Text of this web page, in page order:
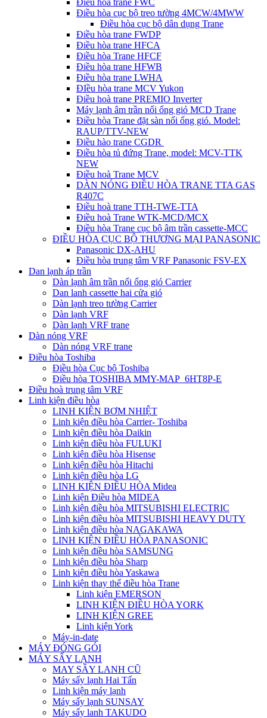
Điều hòa trane FWC
Điều hòa cục bộ treo tường 4MCW/4MWW
Điều hòa cục bộ dân dụng Trane
Điều hòa trane FWDP
Điều hòa trane HFCA
Điều hòa Trane HFCF
Điều hòa trane HFWB
Điều hòa trane LWHA
ĐIều hòa trane MCV Yukon
Điều hoà trane PREMIO Inverter
Máy lạnh âm trần nối ống gió MCD Trane
Điều hòa Trane đặt sàn nối ống gió. Model:
RAUP/TTV-NEW
Điều hào trane CGDR
Điều hòa tủ đứng Trane, model: MCV-TTK
NEW
Điều hoà Trane MCV
DÀN NÓNG ĐIỀU HÒA TRANE TTA GAS
R407C
Điều hoà trane TTH-TWE-TTA
Điều hoà Trane WTK-MCD/MCX
Điều hòa Trane cục bộ âm trần cassette-MCC
ĐIỀU HÒA CỤC BỘ THƯƠNG MẠI PANASONIC
Panasonic DX-AHU
Điều hòa trung tâm VRF Panasonic FSV-EX
Dan lạnh áp trần
Dàn lạnh âm trần nối ống gió Carrier
Dan lanh cassette hai cửa gió
Dàn lạnh treo tường Carrier
Dàn lạnh VRF
Dàn lạnh VRF trane
Dàn nóng VRF
Dàn nóng VRF trane
Điều hòa Toshiba
Điều hòa Cục bộ Toshiba
Điều hòa TOSHIBA MMY-MAP_6HT8P-E
Điều hoà trung tâm VRF
Linh kiện điều hòa
LINH KIỆN BƠM NHIỆT
Linh kiện điều hòa Carrier- Toshiba
Linh kiện điều hòa Daikin
Linh kiện điều hòa FULUKI
Linh kiện điều hòa Hisense
Linh kiện điều hòa Hitachi
Linh kiện điều hòa LG
LINH KIỆN ĐIỀU HÒA Midea
Linh kiện Điều hòa MIDEA
Linh kiện điều hòa MITSUBISHI ELECTRIC
Linh kiện điều hòa MITSUBISHI HEAVY DUTY
Linh kiện điều hòa NAGAKAWA
LINH KIỆN ĐIỀU HÒA PANASONIC
Linh kiện điều hòa SAMSUNG
Linh kiện điều hòa Sharp
Linh kiện điều hòa Yaskawa
Linh kiện thay thế điều hòa Trane
Linh kiện EMERSON
LINH KIỆN ĐIỀU HÒA YORK
LINH KIỆN GREE
Linh kiện York
Máy-in-date
MÁY ĐÓNG GÓI
MÁY SẤY LẠNH
MAY SÂY LANH CŨ
Máy sấy lạnh Hai Tấn
Linh kiện máy lạnh
Máy sấy lạnh SUNSAY
Máy sấy lanh TAKUDO